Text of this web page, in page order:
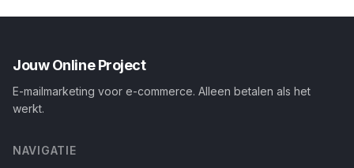
Jouw Online Project
E-mailmarketing voor e-commerce. Alleen betalen als het
werkt.
NAVIGATIE